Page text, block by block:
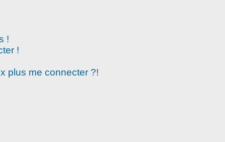
!
!
plus me connecter ?!